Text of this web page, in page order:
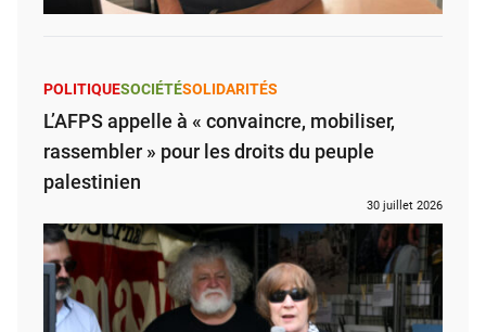
POLITIQUESOCIÉTÉSOLIDARITÉS
L’AFPS appelle à « convaincre, mobiliser,
rassembler » pour les droits du peuple
palestinien
30 juillet 2026